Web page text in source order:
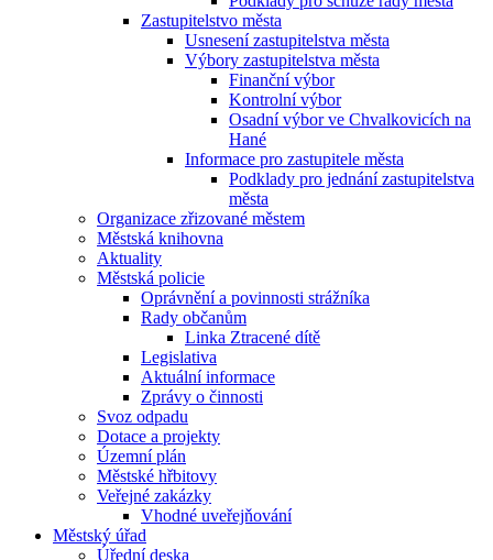
Zastupitelstvo města
Usnesení zastupitelstva města
Výbory zastupitelstva města
Finanční výbor
Kontrolní výbor
Osadní výbor ve Chvalkovicích na
Hané
Informace pro zastupitele města
Podklady pro jednání zastupitelstva
města
Organizace zřizované městem
Městská knihovna
Aktuality
Městská policie
Oprávnění a povinnosti strážníka
Rady občanům
Linka Ztracené dítě
Legislativa
Aktuální informace
Zprávy o činnosti
Svoz odpadu
Dotace a projekty
Územní plán
Městské hřbitovy
Veřejné zakázky
Vhodné uveřejňování
Městský úřad
Úřední deska